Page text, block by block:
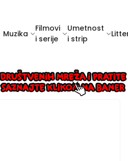
Muzika
Filmovi
i serije
Umetnost
i strip